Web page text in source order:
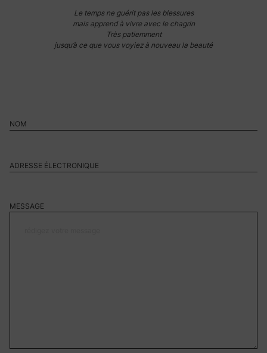
Le temps ne guérit pas les blessures
mais apprend à vivre avec le chagrin
Très patiemment
jusqu’à ce que vous voyiez à nouveau la beauté
MESSAGE